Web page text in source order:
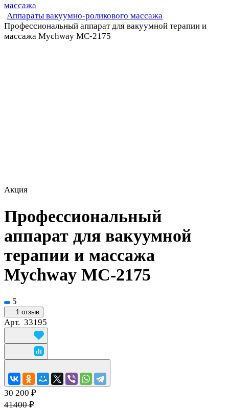
массажа
Аппараты вакуумно-роликового массажа
Профессиональный аппарат для вакуумной терапии и
массажа Mychway МС-2175
Акция
Профессиональный
аппарат для вакуумной
терапии и массажа
Mychway МС-2175
5
1 отзыв
Арт. 33195
30 200 ₽
41400 ₽